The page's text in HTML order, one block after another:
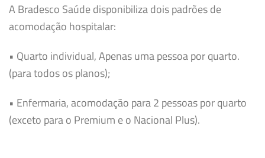
A Bradesco Saúde disponibiliza dois padrões de
acomodação hospitalar:
• Quarto individual, Apenas uma pessoa por quarto.
(para todos os planos);
• Enfermaria, acomodação para 2 pessoas por quarto
(exceto para o Premium e o Nacional Plus).